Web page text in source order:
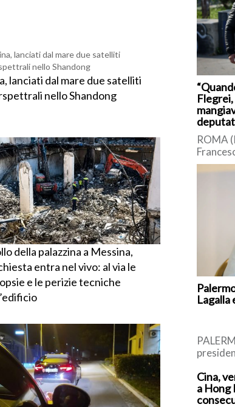
lanciati dal mare due satelliti
nello Shandong
della palazzina a Messina,
entra nel vivo: al via le
e le perizie tecniche
ROMA
siciliani
Lagalla
di
Cina,
a Hong